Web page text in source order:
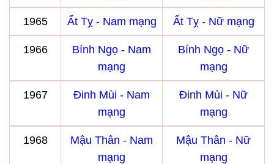
1965 Ất Tỵ - Nam mạng Ất Tỵ - Nữ mạng
1966
Bính Ngọ - Nam
mạng
Bính Ngọ - Nữ
mạng
1967
Đinh Mùi - Nam
mạng
Đinh Mùi - Nữ
mạng
1968
Mậu Thân - Nam
mạng
Mậu Thân - Nữ
mạng